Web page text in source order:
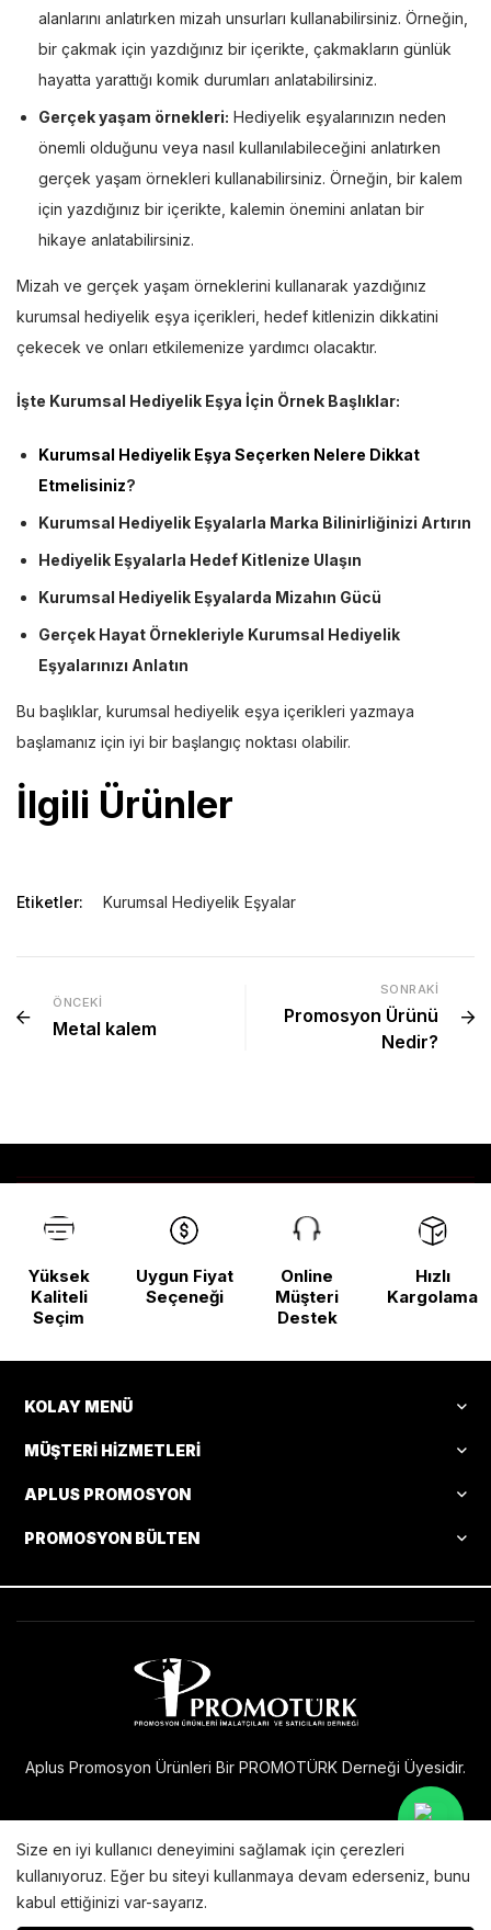
alanlarını anlatırken mizah unsurları kullanabilirsiniz. Örneğin,
bir çakmak için yazdığınız bir içerikte, çakmakların günlük
hayatta yarattığı komik durumları anlatabilirsiniz.
Gerçek yaşam örnekleri: Hediyelik eşyalarınızın neden
önemli olduğunu veya nasıl kullanılabileceğini anlatırken
gerçek yaşam örnekleri kullanabilirsiniz. Örneğin, bir kalem
için yazdığınız bir içerikte, kalemin önemini anlatan bir
hikaye anlatabilirsiniz.
Mizah ve gerçek yaşam örneklerini kullanarak yazdığınız
kurumsal hediyelik eşya içerikleri, hedef kitlenizin dikkatini
çekecek ve onları etkilemenize yardımcı olacaktır.
İşte Kurumsal Hediyelik Eşya İçin Örnek Başlıklar:
Kurumsal Hediyelik Eşya Seçerken Nelere Dikkat
Etmelisiniz?
Kurumsal Hediyelik Eşyalarla Marka Bilinirliğinizi Artırın
Hediyelik Eşyalarla Hedef Kitlenize Ulaşın
Kurumsal Hediyelik Eşyalarda Mizahın Gücü
Gerçek Hayat Örnekleriyle Kurumsal Hediyelik
Eşyalarınızı Anlatın
Bu başlıklar, kurumsal hediyelik eşya içerikleri yazmaya
başlamanız için iyi bir başlangıç noktası olabilir.
İlgili Ürünler
Etiketler: Kurumsal Hediyelik Eşyalar
ÖNCEKI
Metal kalem
SONRAKI
Promosyon Ürünü
Nedir?
Yüksek
Kaliteli
Seçim
Uygun Fiyat
Seçeneği
Online
Müşteri
Destek
Hızlı
Kargolama
KOLAY MENÜ
MÜŞTERI HIZMETLERI
APLUS PROMOSYON
PROMOSYON BÜLTEN
Aplus Promosyon Ürünleri Bir PROMOTÜRK Derneği Üyesidir.
Bu internet sitesiX Technologysunucularında barındırılmakta ve
Size en iyi kullanıcı deneyimini sağlamak için çerezleri
kullanıyoruz. Eğer bu siteyi kullanmaya devam ederseniz, bunu
kabul ettiğinizi var-sayarız.